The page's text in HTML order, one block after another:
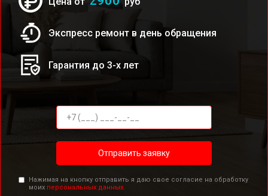
Экспресс ремонт в день обращения
Гарантия до 3-х лет
Отправить заявку
Нажимая на кнопку отправить я даю свое согласие на обработку
моих персональных данных.